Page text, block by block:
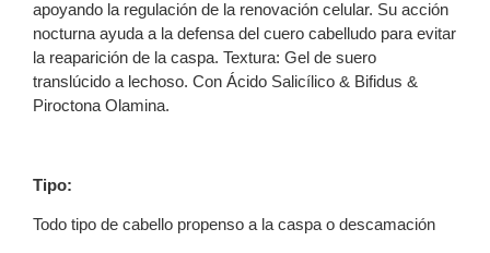
apoyando la regulación de la renovación celular. Su acción
nocturna ayuda a la defensa del cuero cabelludo para evitar
la reaparición de la caspa. Textura: Gel de suero
translúcido a lechoso. Con Ácido Salicílico & Bifidus &
Piroctona Olamina.
Tipo:
Todo tipo de cabello propenso a la caspa o descamación